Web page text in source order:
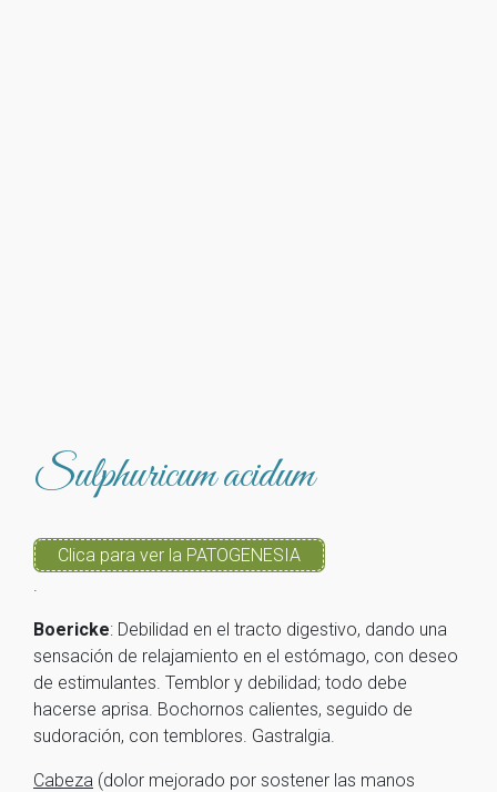
Sulphuricum acidum
Clica para ver la PATOGENESIA
.
Boericke: Debilidad en el tracto digestivo, dando una
sensación de relajamiento en el estómago, con deseo
de estimulantes. Temblor y debilidad; todo debe
hacerse aprisa. Bochornos calientes, seguido de
sudoración, con temblores. Gastralgia.
Cabeza (dolor mejorado por sostener las manos